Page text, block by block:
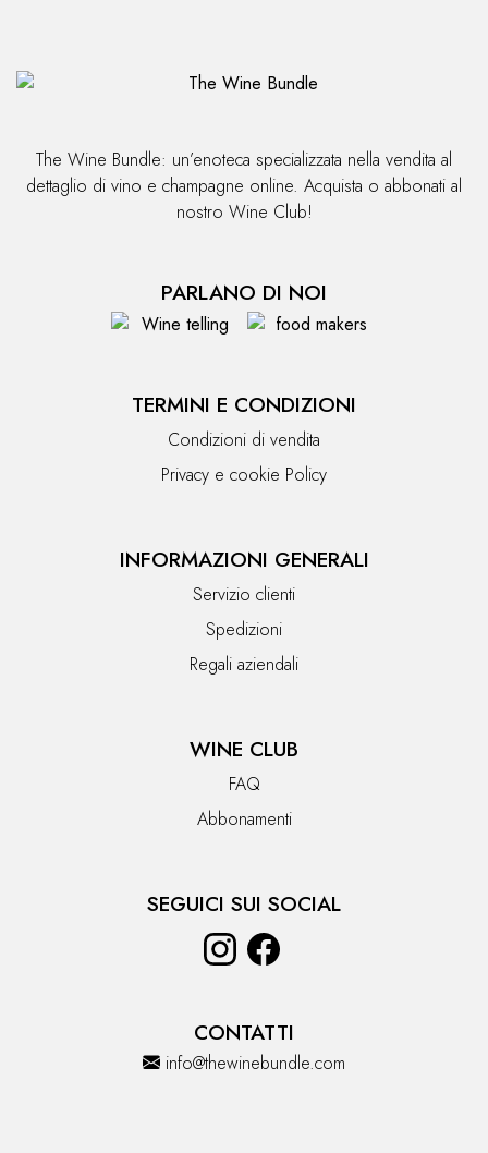
The Wine Bundle: un’enoteca specializzata nella vendita al
dettaglio di vino e champagne online. Acquista o abbonati al
nostro Wine Club!
PARLANO DI NOI
TERMINI E CONDIZIONI
Condizioni di vendita
Privacy e cookie Policy
INFORMAZIONI GENERALI
Servizio clienti
Spedizioni
Regali aziendali
WINE CLUB
FAQ
Abbonamenti
SEGUICI SUI SOCIAL
CONTATTI
info@thewinebundle.com